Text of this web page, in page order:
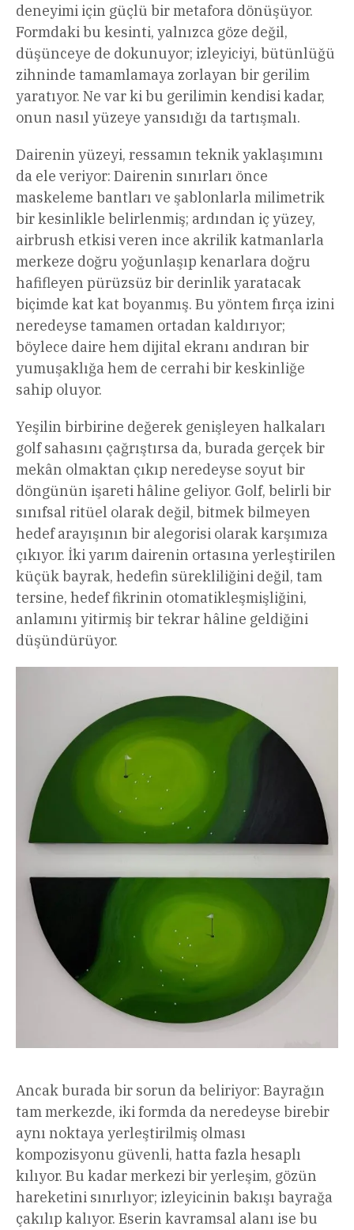
deneyimi için güçlü bir metafora dönüşüyor.
Formdaki bu kesinti, yalnızca göze değil,
düşünceye de dokunuyor; izleyiciyi, bütünlüğü
zihninde tamamlamaya zorlayan bir gerilim
yaratıyor. Ne var ki bu gerilimin kendisi kadar,
onun nasıl yüzeye yansıdığı da tartışmalı.
Dairenin yüzeyi, ressamın teknik yaklaşımını
da ele veriyor: Dairenin sınırları önce
maskeleme bantları ve şablonlarla milimetrik
bir kesinlikle belirlenmiş; ardından iç yüzey,
airbrush etkisi veren ince akrilik katmanlarla
merkeze doğru yoğunlaşıp kenarlara doğru
hafifleyen pürüzsüz bir derinlik yaratacak
biçimde kat kat boyanmış. Bu yöntem fırça izini
neredeyse tamamen ortadan kaldırıyor;
böylece daire hem dijital ekranı andıran bir
yumuşaklığa hem de cerrahi bir keskinliğe
sahip oluyor.
Yeşilin birbirine değerek genişleyen halkaları
golf sahasını çağrıştırsa da, burada gerçek bir
mekân olmaktan çıkıp neredeyse soyut bir
döngünün işareti hâline geliyor. Golf, belirli bir
sınıfsal ritüel olarak değil, bitmek bilmeyen
hedef arayışının bir alegorisi olarak karşımıza
çıkıyor. İki yarım dairenin ortasına yerleştirilen
küçük bayrak, hedefin sürekliliğini değil, tam
tersine, hedef fikrinin otomatikleşmişliğini,
anlamını yitirmiş bir tekrar hâline geldiğini
düşündürüyor.
Ancak burada bir sorun da beliriyor: Bayrağın
tam merkezde, iki formda da neredeyse birebir
aynı noktaya yerleştirilmiş olması
kompozisyonu güvenli, hatta fazla hesaplı
kılıyor. Bu kadar merkezi bir yerleşim, gözün
hareketini sınırlıyor; izleyicinin bakışı bayrağa
çakılıp kalıyor. Eserin kavramsal alanı ise bu